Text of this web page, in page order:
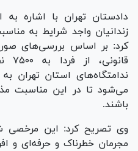
دادستان تهران با اشاره
زندانیان واجد شرایط به
کرد: بر اساس بررسی‌های
ندامتگاه‌های استان
می‌شود تا در این مناسبت
باشند.
وی تصریح کرد: این مرخصی
مجرمان خطرناک و حرفه‌ای و